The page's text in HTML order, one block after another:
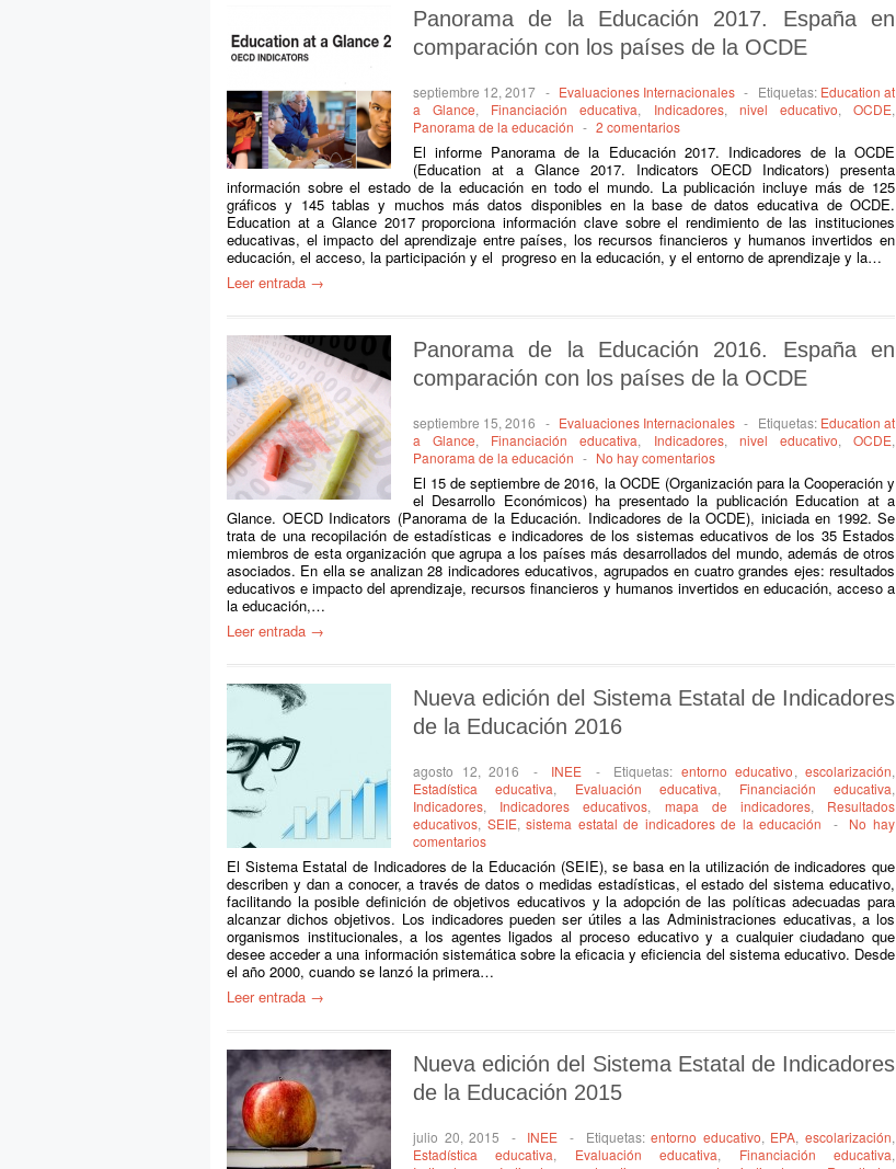
Panorama de la Educación 2017. España en
comparación con los países de la OCDE
septiembre 12, 2017 - Evaluaciones Internacionales - Etiquetas: Education at
a Glance, Financiación educativa, Indicadores, nivel educativo,OCDE,
Panorama de la educación - 2 comentarios
El informe Panorama de la Educación 2017. Indicadores de la OCDE
(Education at a Glance 2017. Indicators OECD Indicators) presenta
información sobre el estado de la educación en todo el mundo. La publicación incluye más de 125
gráficos y 145 tablas y muchos más datos disponibles en la base de datos educativa de OCDE.
Education at a Glance 2017 proporciona información clave sobre el rendimiento de las instituciones
educativas, el impacto del aprendizaje entre países, los recursos financieros y humanos invertidos en
educación, el acceso, la participación y el progreso en la educación, y el entorno de aprendizaje y la…
Leer entrada →
Panorama de la Educación 2016. España en
comparación con los países de la OCDE
septiembre 15, 2016 - Evaluaciones Internacionales - Etiquetas: Education at
a Glance, Financiación educativa, Indicadores, nivel educativo,OCDE,
Panorama de la educación - No hay comentarios
El 15 de septiembre de 2016, la OCDE (Organización para la Cooperación y
el Desarrollo Económicos) ha presentado la publicación Education at a
Glance. OECD Indicators (Panorama de la Educación. Indicadores de la OCDE), iniciada en 1992. Se
trata de una recopilación de estadísticas e indicadores de los sistemas educativos de los 35 Estados
miembros de esta organización que agrupa a los países más desarrollados del mundo, además de otros
asociados. En ella se analizan 28 indicadores educativos, agrupados en cuatro grandes ejes: resultados
educativos e impacto del aprendizaje, recursos financieros y humanos invertidos en educación, acceso a
la educación,…
Leer entrada →
Nueva edición del Sistema Estatal de Indicadores
de la Educación 2016
agosto 12, 2016 - INEE - Etiquetas: entorno educativo,escolarización,
Estadística educativa, Evaluación educativa, Financiación educativa,
Indicadores, Indicadores educativos, mapa de indicadores, Resultados
educativos, SEIE,sistema estatal de indicadores de la educación -
No hay
comentarios
El Sistema Estatal de Indicadores de la Educación (SEIE), se basa en la utilización de indicadores que
describen y dan a conocer, a través de datos o medidas estadísticas, el estado del sistema educativo,
facilitando la posible definición de objetivos educativos y la adopción de las políticas adecuadas para
alcanzar dichos objetivos. Los indicadores pueden ser útiles a las Administraciones educativas, a los
organismos institucionales, a los agentes ligados al proceso educativo y a cualquier ciudadano que
desee acceder a una información sistemática sobre la eficacia y eficiencia del sistema educativo. Desde
el año 2000, cuando se lanzó la primera…
Leer entrada →
Nueva edición del Sistema Estatal de Indicadores
de la Educación 2015
julio 20, 2015 - INEE - Etiquetas:entorno educativo, EPA,escolarización,
Estadística educativa, Evaluación educativa, Financiación educativa,